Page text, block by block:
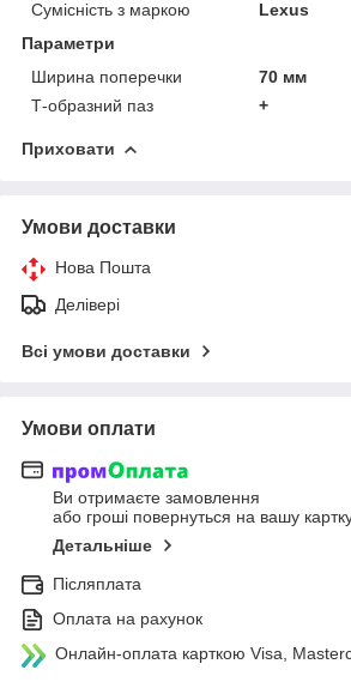
Сумісність з маркою
Lexus
Параметри
Ширина поперечки
70 мм
Т-образний паз
+
Приховати
Умови доставки
Нова Пошта
Делівері
Всі умови доставки
Умови оплати
Ви отримаєте замовлення
або гроші повернуться на вашу
Детальніше
Післяплата
Оплата на рахунок
Онлайн-оплата карткою Visa,